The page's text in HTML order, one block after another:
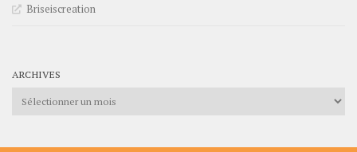
Briseiscreation
ARCHIVES
Archives